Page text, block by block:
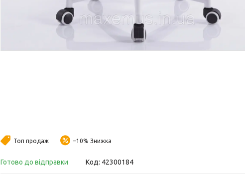
Топ продаж –10%
Готово до відправки Код: 42300184